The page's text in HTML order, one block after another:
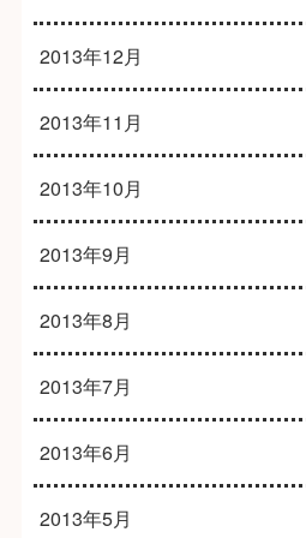
2013年12月
2013年11月
2013年10月
2013年9月
2013年8月
2013年7月
2013年6月
2013年5月